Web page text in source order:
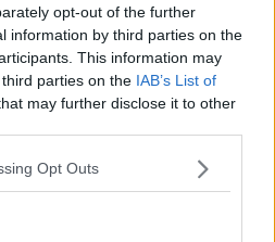
opt-out of the further
information by third parties on the
This information may
parties on the IAB’s List of
may further disclose it to other
Opt Outs
förklara krigstillstånd i nov? Kraftigare
00:30
när Trump dör får tillståndet indraget
stängt så fler länder tvingas köpa olja